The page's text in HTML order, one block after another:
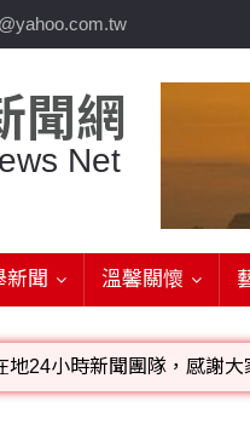
聞網
Net
新聞 溫馨關懷
地24小時新聞團隊，感謝